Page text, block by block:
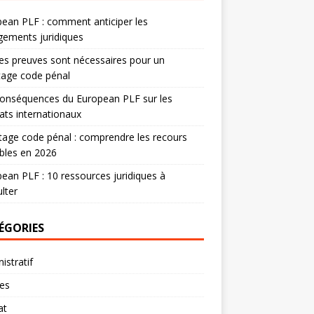
PLF : comment anticiper les
juridiques
preuves sont nécessaires pour un
code pénal
du European PLF sur les
internationaux
code pénal : comprendre les recours
en 2026
PLF : 10 ressources juridiques à